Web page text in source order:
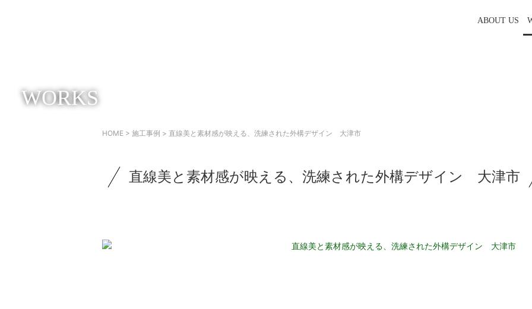
ABOUT US
WORKS
HOME > 施工事例 > 直線美と素材感が映える、洗練された外構デザイン 大津市
直線美と素材感が映える、洗練された外構デザイン 大津市